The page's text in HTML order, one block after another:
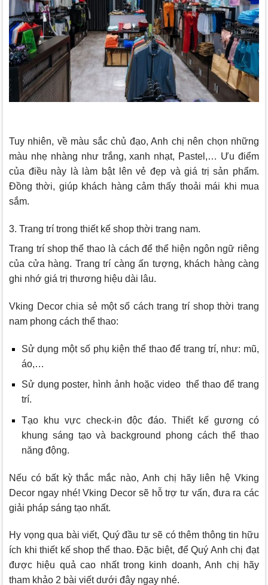
Tuy nhiên, về màu sắc chủ đạo, Anh chị nên chọn những
màu nhẹ nhàng như trắng, xanh nhạt, Pastel,… Ưu điểm
của điều này là làm bật lên vẻ đẹp và giá trị sản phẩm.
Đồng thời, giúp khách hàng cảm thấy thoải mái khi mua
sắm.
3. Trang trí trong thiết kế shop thời trang nam.
Trang trí shop thể thao là cách để thể hiện ngôn ngữ riêng
của cửa hàng. Trang trí càng ấn tượng, khách hàng càng
ghi nhớ giá trị thương hiệu dài lâu.
Vking Decorchia sẻ một số cách trang trí shop thời trang
nam phong cách thể thao:
Sử dụng một số phụ kiện thể thao để trang trí, như: mũ,
áo,…
Sử dụng poster, hình ảnh hoặc video thể thao để trang
trí.
Tạo khu vực check-in độc đáo. Thiết kế gương có
khung sáng tạo và background phong cách thể thao
năng động.
Nếu có bất kỳ thắc mắc nào, Anh chị hãy liên hệ Vking
Decor ngay nhé!Vking Decor sẽ hỗ trợ tư vấn, đưa ra các
giải pháp sáng tạo nhất.
Hy vọng qua bài viết, Quý đầu tư sẽ có thêm thông tin hữu
ích khi thiết kế shop thể thao. Đặc biệt, để Quý Anh chị đạt
được hiệu quả cao nhất trong kinh doanh, Anh chị hãy
tham khảo 2 bài viết dưới đây ngay nhé.